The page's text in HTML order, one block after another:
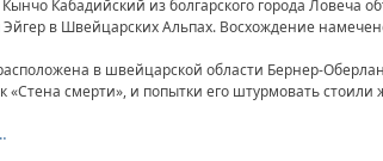
Кабадийский из болгарского города Ловеча
Эйгер в Швейцарских Альпах. Восхождение
в швейцарской области Бернер-
«Стена смерти», и попытки его штурмовать